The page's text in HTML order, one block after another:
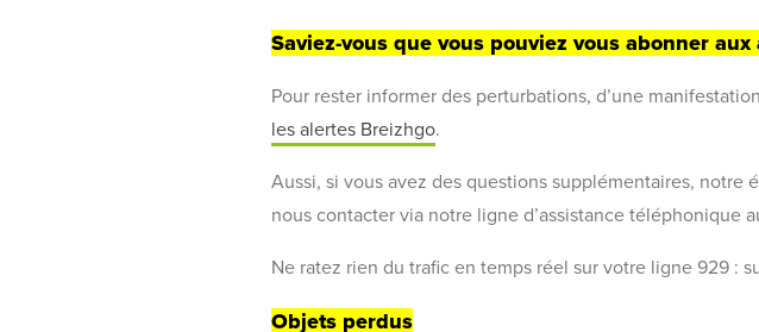
Saviez-vous que vous pouviez vous abonner
Pour rester informer des perturbations, d’une
les alertes Breizhgo.
Aussi, si vous avez des questions supplémentaires, notre
nous contacter via notre ligne d’assistance téléphonique
Ne ratez rien du trafic en temps réel sur votre ligne 929 :
Objets perdus